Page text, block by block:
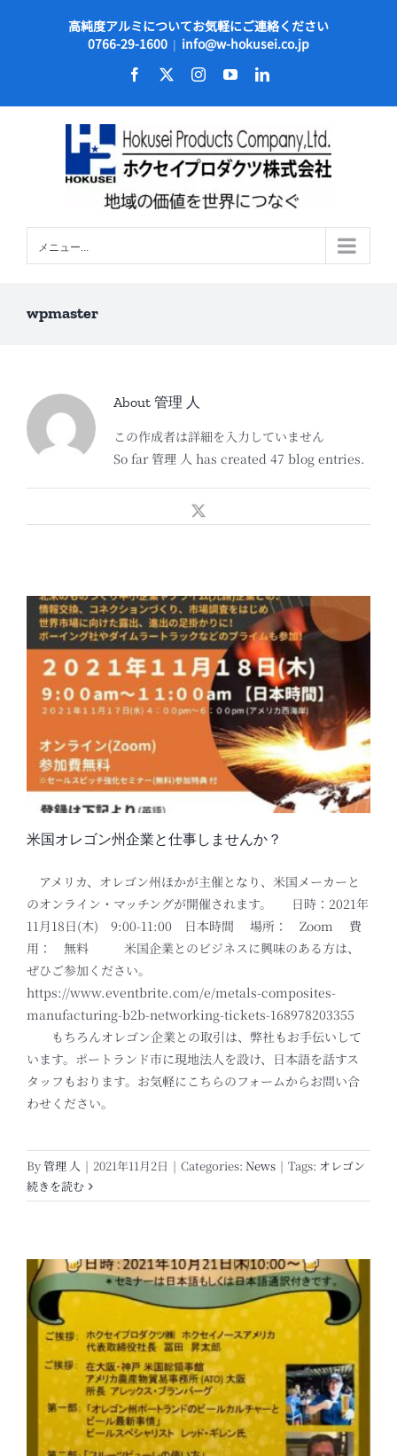
高純度アルミについてお気軽にご連絡ください
0766-29-1600 | info@w-hokusei.co.jp
Facebook InstagramYouTubeLinkedIn
メニュー...
wpmaster
About 管理 人
この作成者は詳細を入力していません
So far 管理 人 has created 47 blog entries.
米国オレゴン州企業と仕事しませんか？
アメリカ、オレゴン州ほかが主催となり、米国メーカーと
のオンライン・マッチングが開催されます。 日時：2021年
11月18日(木) 9:00-11:00 日本時間 場所： Zoom 費
用： 無料 米国企業とのビジネスに興味のある方は、
ぜひご参加ください。
https://www.eventbrite.com/e/metals-composites-
manufacturing-b2b-networking-tickets-168978203355
もちろんオレゴン企業との取引は、弊社もお手伝いして
います。ポートランド市に現地法人を設け、日本語を話すス
タッフもおります。お気軽にこちらのフォームからお問い合
わせください。
By管理 人 | 2021年11月2日 | Categories: News | Tags: オレゴン
続きを読む